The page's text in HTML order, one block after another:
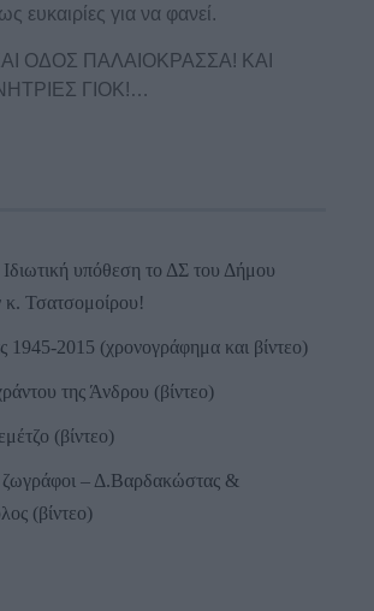
ευκαιρίες για να φανεί.
ΟΔΟΣ ΠΑΛΑIΟΚΡΑΣΣΑ! ΚΑΙ
ΓΙΟΚ!…
υπόθεση το ΔΣ του Δήμου
κ. Τσατσομοίρου!
1945-2015 (χρονογράφημα και βίντεο)
της Άνδρου (βίντεο)
(βίντεο)
ζωγράφοι – Δ.Βαρδακώστας &
(βίντεο)